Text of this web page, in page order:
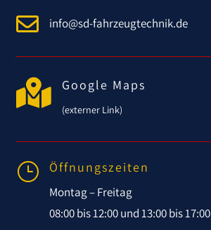
 info@sd-fahrzeugtechnik.de
 Google Maps
(externer Link)
} Öffnungszeiten
Montag – Freitag
08:00 bis 12:00 und 13:00 bis 17:00